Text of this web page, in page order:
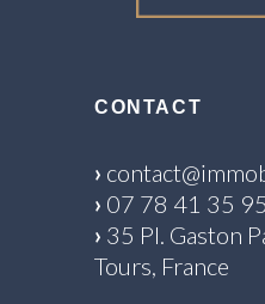
CONTACT
›
› 07 78 41 35 95
› 35 Pl. Gaston
Tours, France